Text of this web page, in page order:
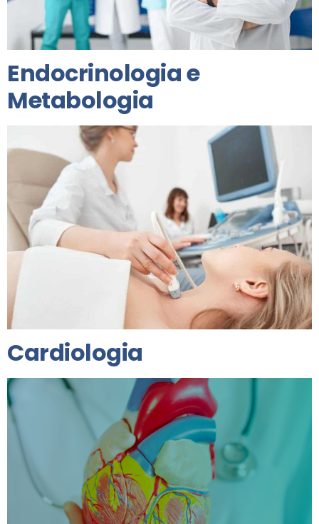
Endocrinologia e
Metabologia
Cardiologia